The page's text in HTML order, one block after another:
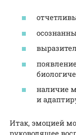
наличие
и
Итак, эмоцией